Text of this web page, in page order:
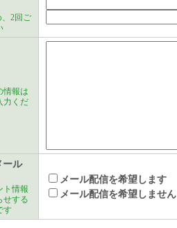
.com」会員（以下「
社所定の方法に従い
す。
利用者は本サービス
信機器、ソフトウェ
。
2回ご
情報は
力くだ
ール
ト情報
せする
す
メール配信を希望します
メール配信を希望しません